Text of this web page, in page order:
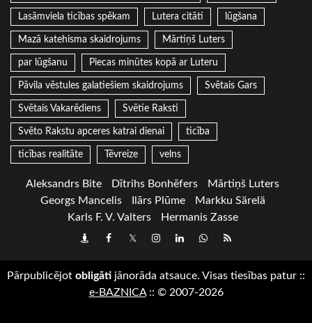
Lasāmviela ticības spēkam Lutera citāti lūgšana
Mazā katehisma skaidrojums Mārtiņš Luters
par lūgšanu Piecas minūtes kopā ar Luteru
Pāvila vēstules galatiešiem skaidrojums Svētais Gars
Svētais Vakarēdiens Svētie Raksti
Svēto Rakstu apceres katrai dienai ticība
ticības realitāte Tēvreize velns
Aleksandrs Bite Dītrihs Bonhēfers
Mārtiņš Luters
Georgs Mancelis
Ilārs Plūme
Markku Särelä
Karls F. V. Valters
Hermanis Zasse
DraugiemFacebook
TwitterInstagram
LinkedInwhatsapp
RSS
Pārpublicējot obligāti jānorāda atsauce. Visas tiesības patur ::
e-BAZNICA:: © 2007-2026